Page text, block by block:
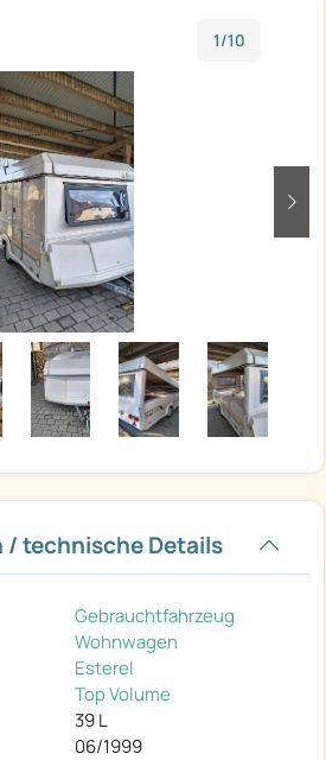
1/10
/ technische Details
Gebrauchtfahrzeug
Wohnwagen
Esterel
Top Volume
39 L
06/1999